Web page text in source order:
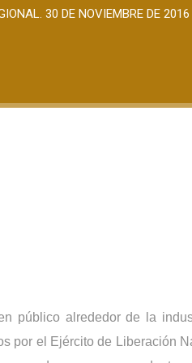
30 DE NOVIEMBRE DE 2016
público alrededor de la
por el Ejército de Liberación